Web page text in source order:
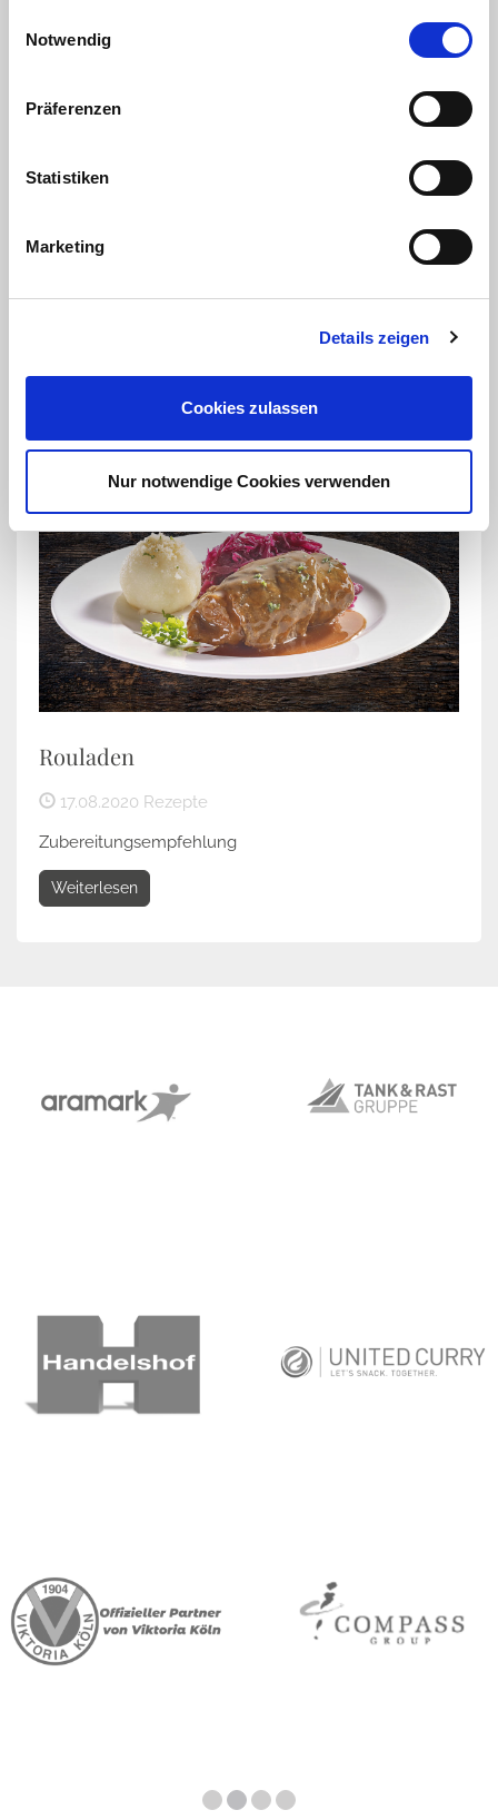
Cookies, wenn Sie unsere Webseite weiterhin nutzen.
Notwendig
Präferenzen
Statistiken
Marketing
Details zeigen
Cookies zulassen
Nur notwendige Cookies verwenden
Schnitzel
Rouladen
17.08.2020 Rezepte
Zubereitungsempfehlung
Weiterlesen